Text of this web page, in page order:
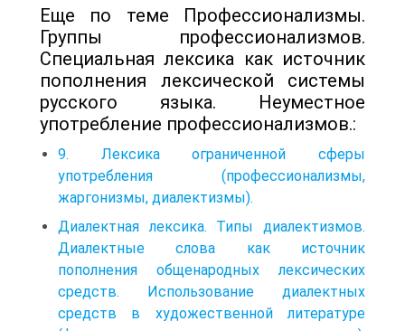
Еще по теме Профессионализмы.
Группы профессионализмов.
Специальная лексика как источник
пополнения лексической системы
русского языка. Неуместное
употребление профессионализмов.:
9. Лексика ограниченной сферы
употребления (профессионализмы,
жаргонизмы, диалектизмы).
Диалектная лексика. Типы диалектизмов.
Диалектные слова как источник
пополнения общенародных лексических
средств. Использование диалектных
средств в художественной литературе